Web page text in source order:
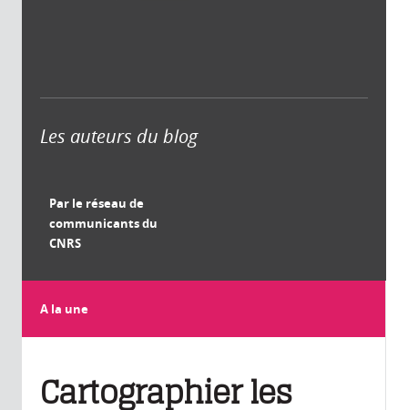
Les auteurs du blog
Par le réseau de
communicants du
CNRS
A la une
Cartographier les